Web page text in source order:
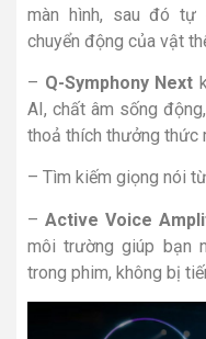
màn hình, sau đó tự
chuyển động của vật
– Q-Symphony Next
AI, chất âm sống
thoả thích thưởng thức
– Tìm kiếm giọng nói
– Active Voice
môi trường giúp bạn
trong phim, không bị